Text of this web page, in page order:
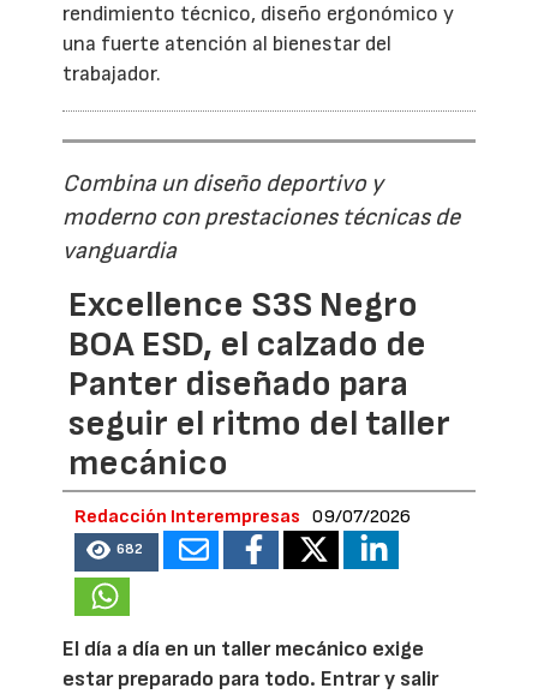
rendimiento técnico, diseño ergonómico y
una fuerte atención al bienestar del
trabajador.
Combina un diseño deportivo y
moderno con prestaciones técnicas de
vanguardia
Excellence S3S Negro
BOA ESD, el calzado de
Panter diseñado para
seguir el ritmo del taller
mecánico
Redacción Interempresas 09/07/2026
682
El día a día en un taller mecánico exige
estar preparado para todo. Entrar y salir